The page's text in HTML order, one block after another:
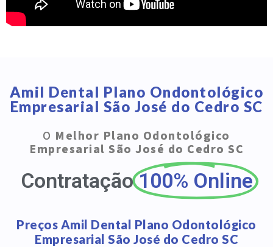
Amil Dental Plano Ondontológico
Empresarial São José do Cedro SC
O Melhor Plano Odontológico
Empresarial São José do Cedro SC
Contratação 100% Online
Preços Amil Dental Plano Odontológico
Empresarial São José do Cedro SC